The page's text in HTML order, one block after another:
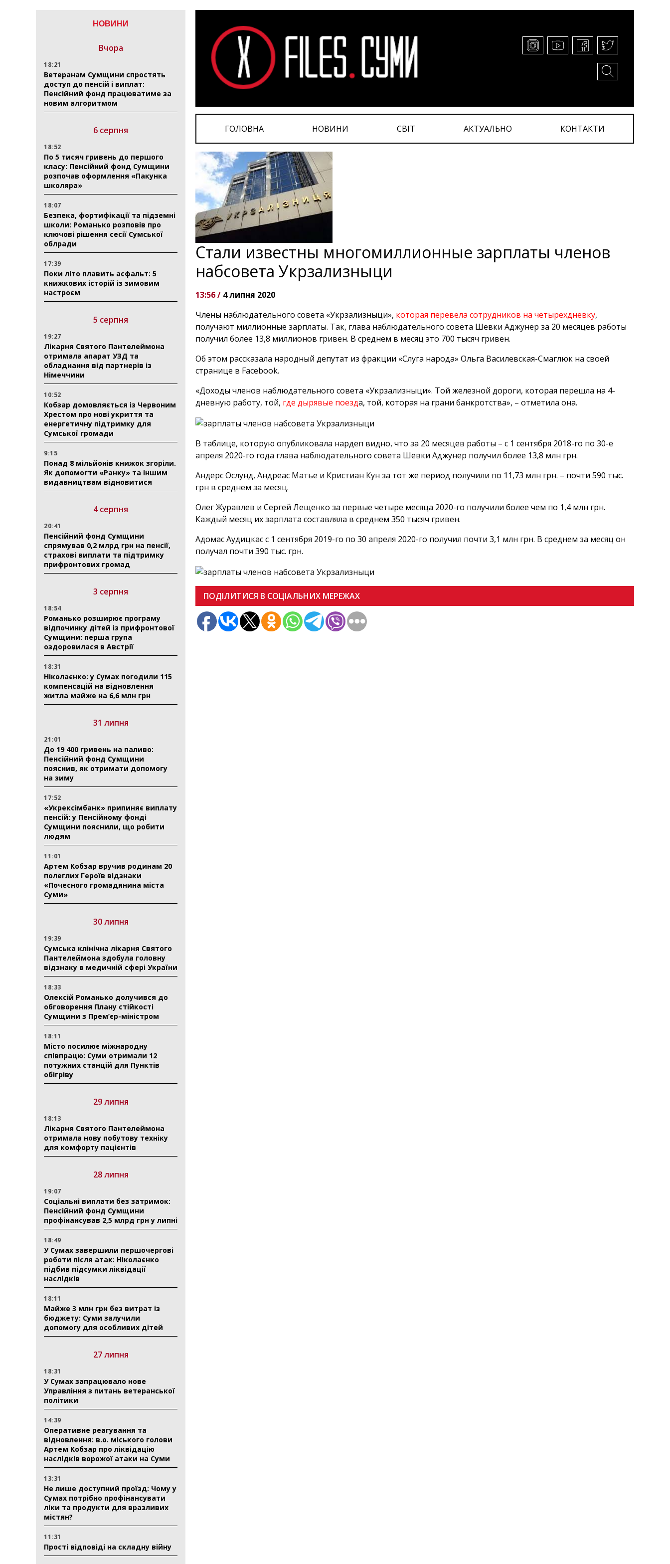
ГОЛОВНА НОВИНИ СВІТ АКТУАЛЬНО КОНТАКТИ
НОВИНИ
Вчора
18:21
Ветеранам Сумщини спростять
доступ до пенсій і виплат:
Пенсійний фонд працюватиме за
новим алгоритмом
6 серпня
18:52
По 5 тисяч гривень до першого
класу: Пенсійний фонд Сумщини
розпочав оформлення «Пакунка
школяра»
18:07
Безпека, фортифікації та підземні
школи: Романько розповів про
ключові рішення сесії Сумської
облради
17:39
Поки літо плавить асфальт: 5
книжкових історій із зимовим
настроєм
5 серпня
19:27
Лікарня Святого Пантелеймона
отримала апарат УЗД та
обладнання від партнерів із
Німеччини
10:52
Кобзар домовляється із Червоним
Хрестом про нові укриття та
енергетичну підтримку для
Сумської громади
9:15
Понад 8 мільйонів книжок згоріли.
Як допомогти «Ранку» та іншим
видавництвам відновитися
4 серпня
20:41
Пенсійний фонд Сумщини
спрямував 0,2 млрд грн на пенсії,
страхові виплати та підтримку
прифронтових громад
3 серпня
18:54
Романько розширює програму
відпочинку дітей із прифронтової
Сумщини: перша група
оздоровилася в Австрії
18:31
Ніколаєнко: у Сумах погодили 115
компенсацій на відновлення
житла майже на 6,6 млн грн
31 липня
21:01
До 19 400 гривень на паливо:
Пенсійний фонд Сумщини
пояснив, як отримати допомогу
на зиму
17:52
«Укрексімбанк» припиняє виплату
пенсій: у Пенсійному фонді
Сумщини пояснили, що робити
людям
11:01
Артем Кобзар вручив родинам 20
полеглих Героїв відзнаки
«Почесного громадянина міста
Суми»
30 липня
19:39
Сумська клінічна лікарня Святого
Пантелеймона здобула головну
відзнаку в медичній сфері України
18:33
Олексій Романько долучився до
обговорення Плану стійкості
Сумщини з Прем’єр-міністром
18:11
Місто посилює міжнародну
співпрацю: Суми отримали 12
потужних станцій для Пунктів
обігріву
29 липня
18:13
Лікарня Святого Пантелеймона
отримала нову побутову техніку
для комфорту пацієнтів
28 липня
19:07
Соціальні виплати без затримок:
Пенсійний фонд Сумщини
профінансував 2,5 млрд грн у липні
18:49
У Сумах завершили першочергові
роботи після атак: Ніколаєнко
підбив підсумки ліквідації
наслідків
18:11
Майже 3 млн грн без витрат із
бюджету: Суми залучили
допомогу для особливих дітей
27 липня
18:31
У Сумах запрацювало нове
Управління з питань ветеранської
політики
14:39
Оперативне реагування та
відновлення: в.о. міського голови
Артем Кобзар про ліквідацію
наслідків ворожої атаки на Суми
13:31
Не лише доступний проїзд: Чому у
Сумах потрібно профінансувати
ліки та продукти для вразливих
містян?
11:31
Прості відповіді на складну війну
Стали известны многомиллионные зарплаты членов
набсовета Укрзализныци
13:56 / 4 липня 2020
Члены наблюдательного совета «Укрзализныци», которая перевела сотрудников на четырехдневку,
получают миллионные зарплаты. Так, глава наблюдательного совета Шевки Аджунер за 20 месяцев работы
получил более 13,8 миллионов гривен. В среднем в месяц это 700 тысяч гривен.
Об этом рассказала народный депутат из фракции «Слуга народа» Ольга Василевская-Смаглюк на своей
странице в Facebook.
«Доходы членов наблюдательного совета «Укрзализныци». Той железной дороги, которая перешла на 4-
дневную работу, той, где дырявые поезда, той, которая на грани банкротства», – отметила она.
В таблице, которую опубликовала нардеп видно, что за 20 месяцев работы – с 1 сентября 2018-го по 30-е
апреля 2020-го года глава наблюдательного совета Шевки Аджунер получил более 13,8 млн грн.
Андерс Ослунд, Андреас Матье и Кристиан Кун за тот же период получили по 11,73 млн грн. – почти 590 тыс.
грн в среднем за месяц.
Олег Журавлев и Сергей Лещенко за первые четыре месяца 2020-го получили более чем по 1,4 млн грн.
Каждый месяц их зарплата составляла в среднем 350 тысяч гривен.
Адомас Аудицкас с 1 сентября 2019-го по 30 апреля 2020-го получил почти 3,1 млн грн. В среднем за месяц он
получал почти 390 тыс. грн.
ПОДІЛИТИСЯ В СОЦІАЛЬНИХ МЕРЕЖАХ